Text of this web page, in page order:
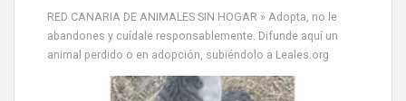
RED CANARIA DE ANIMALES SIN HOGAR » Adopta, no le
abandones y cuídale responsablemente. Difunde aquí un
animal perdido o en adopción, subiéndolo a Leales.org